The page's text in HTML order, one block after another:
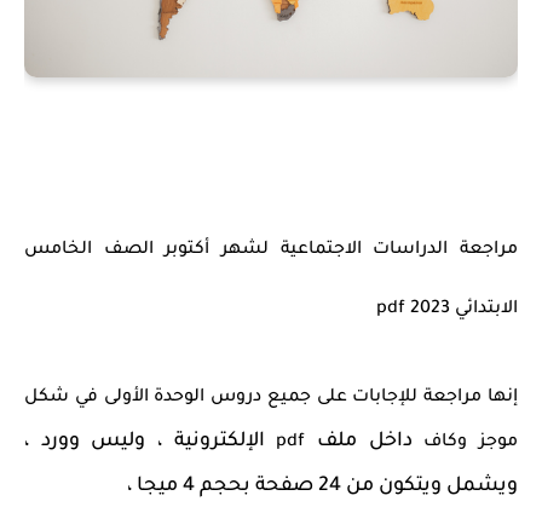
مراجعة الدراسات الاجتماعية لشهر أكتوبر الصف الخامس
الابتدائي pdf 2023
إنها مراجعة للإجابات على جميع دروس الوحدة الأولى في شكل
موجز وكاف داخل ملف pdf الإلكترونية ، وليس وورد ،
ويشمل ويتكون من 24 صفحة بحجم 4 ميجا ،